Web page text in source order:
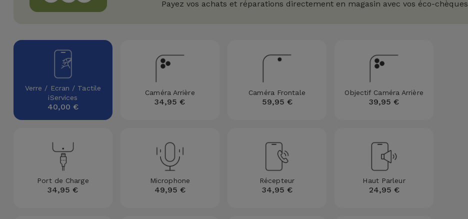
Watch
Samsung
Google
Reconditionnés
Reconditionnés
Reconditionnées
Coques et
Protections
Batteries
Externes
Payez vos achats et réparations directement en magasin avec vos éco-chèques
Verre / Ecran / Tactile
iServices
40,00 €
Caméra Arrière
34,95 €
Caméra Frontale
59,95 €
Objectif Caméra Arrière
39,95 €
Port de Charge
34,95 €
Microphone
49,95 €
Récepteur
34,95 €
Haut Parleur
24,95 €